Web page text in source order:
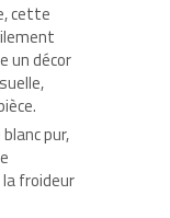
cette
un décor
pur,
froideur